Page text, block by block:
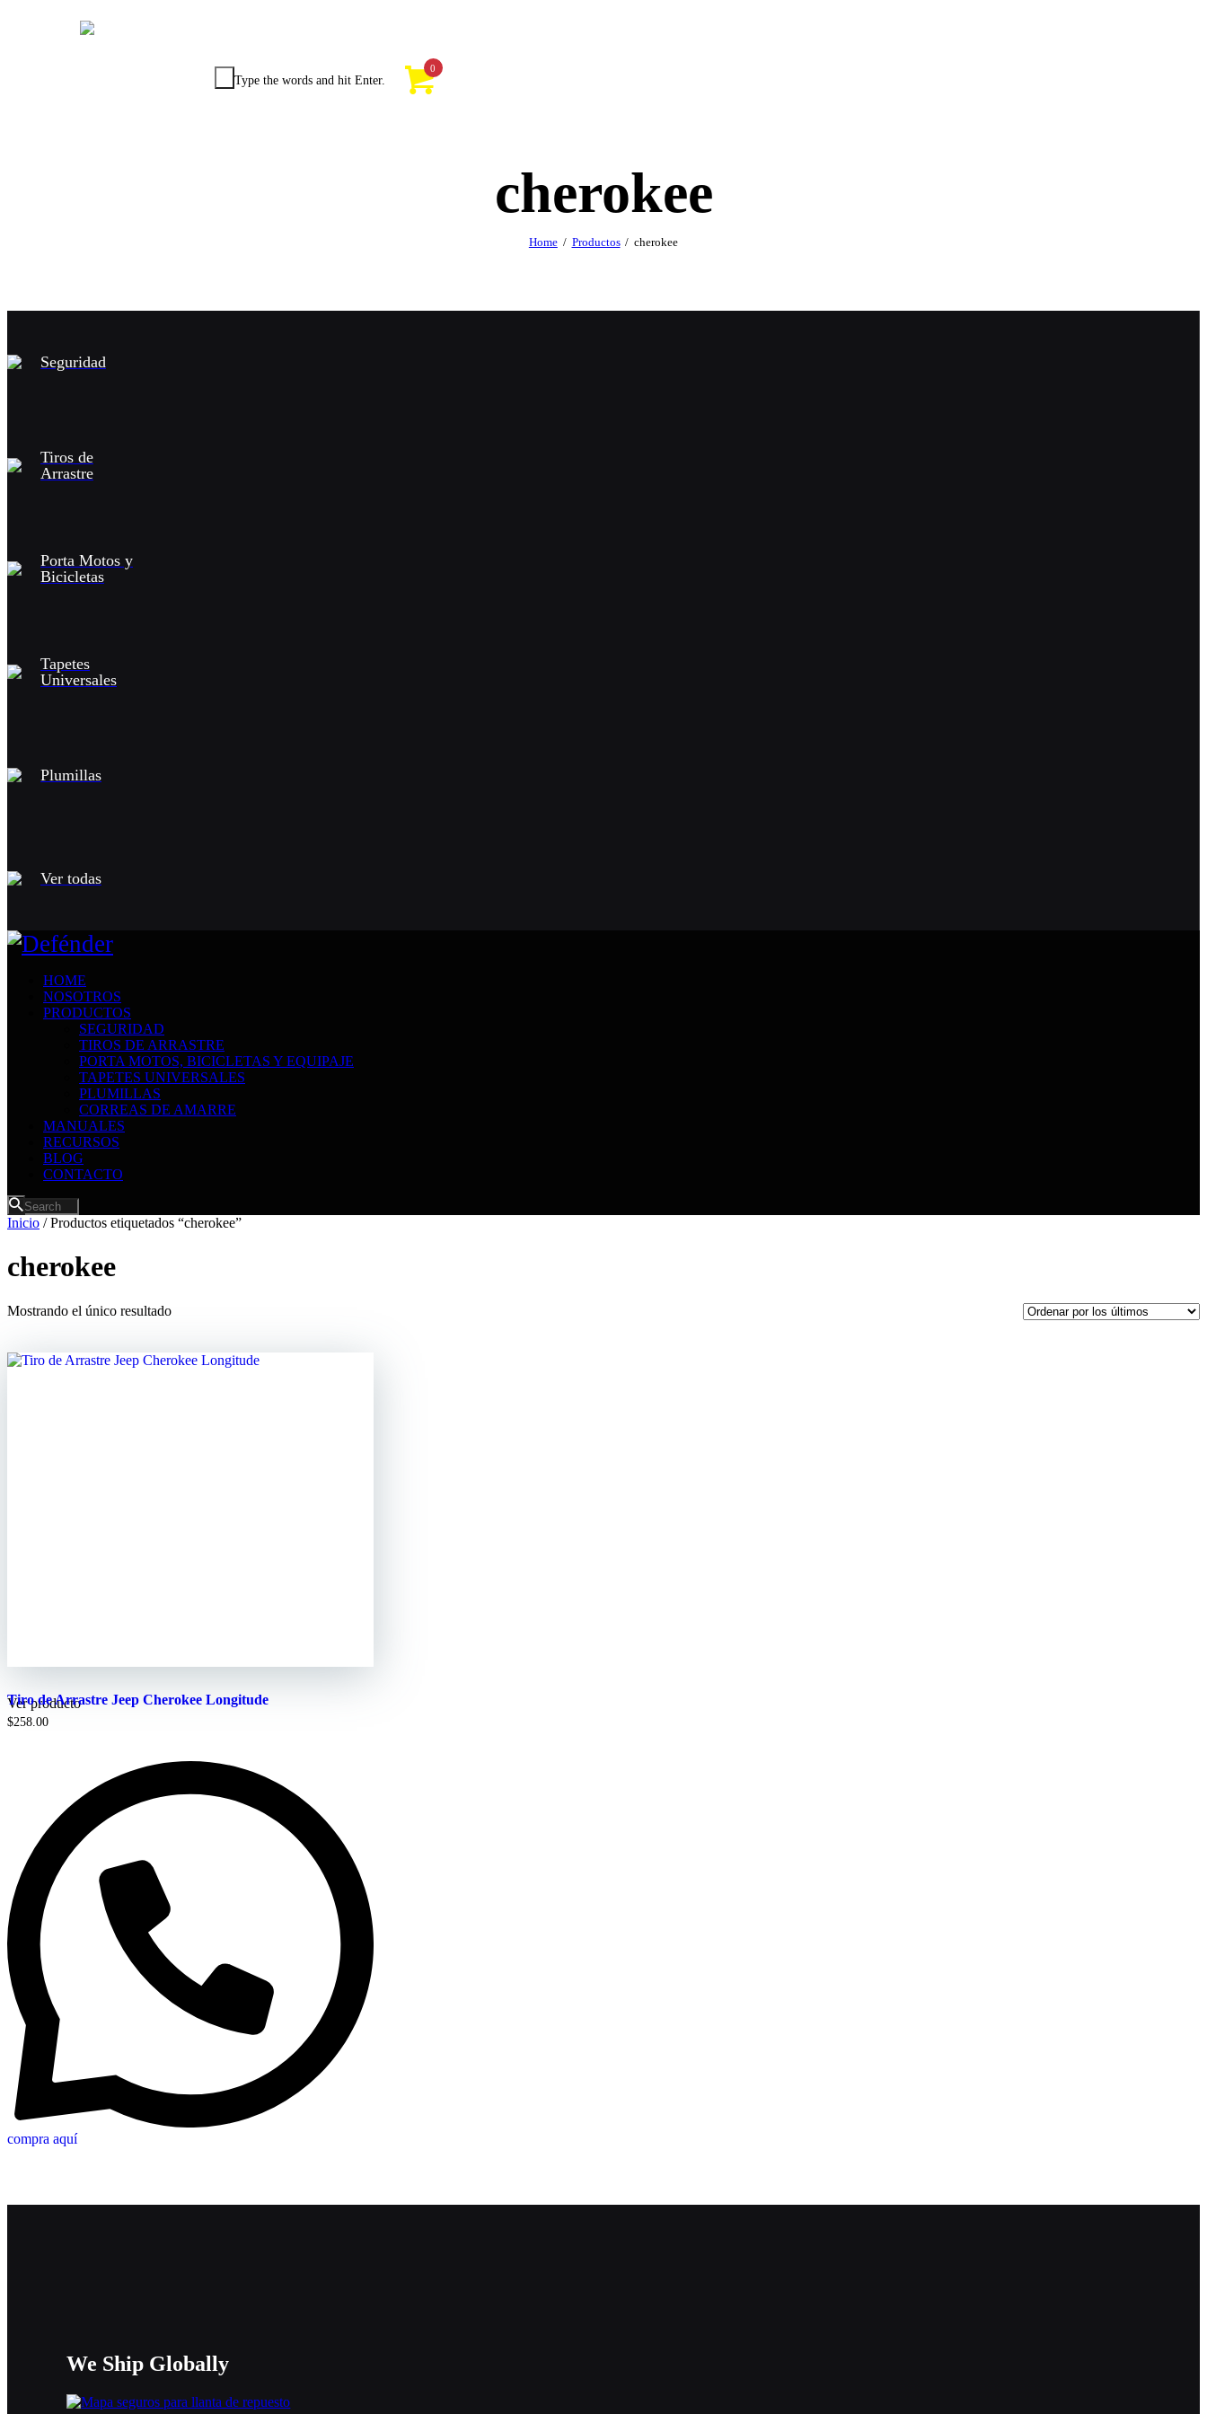
Type the words and hit Enter.
0
cherokee
Home Productos cherokee
Seguridad
Tiros de
Arrastre
Porta Motos y
Bicicletas
Tapetes
Universales
Plumillas
Ver todas
HOME
NOSOTROS
PRODUCTOS
SEGURIDAD
TIROS DE ARRASTRE
PORTA MOTOS, BICICLETAS Y EQUIPAJE
TAPETES UNIVERSALES
PLUMILLAS
CORREAS DE AMARRE
MANUALES
RECURSOS
BLOG
CONTACTO
Inicio / Productos etiquetados “cherokee”
cherokee
Mostrando el único resultado
Ver producto
Tiro de Arrastre Jeep Cherokee Longitude
$258.00
compra aquí
We Ship Globally